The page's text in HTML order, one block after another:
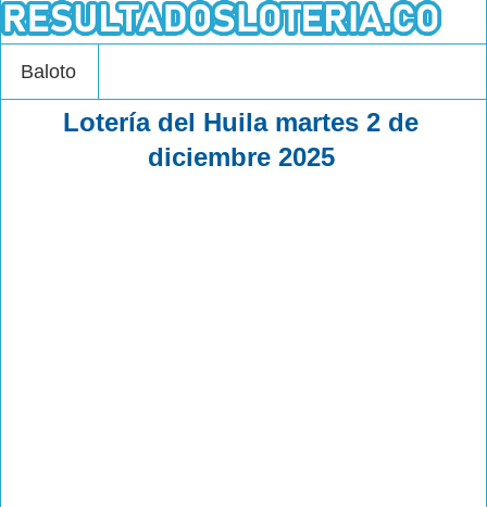
Baloto
Lotería del Huila martes 2 de
diciembre 2025